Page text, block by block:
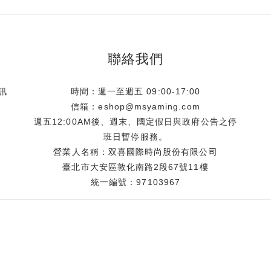
聯絡我們
時間：週一至週五 09:00-17:00
信箱：eshop@msyaming.com
週五12:00AM後、週末、國定假日與政府公告之停
班日暫停服務。
營業人名稱：双喜國際時尚股份有限公司
臺北市大安區敦化南路2段67號11樓
統一編號：97103967